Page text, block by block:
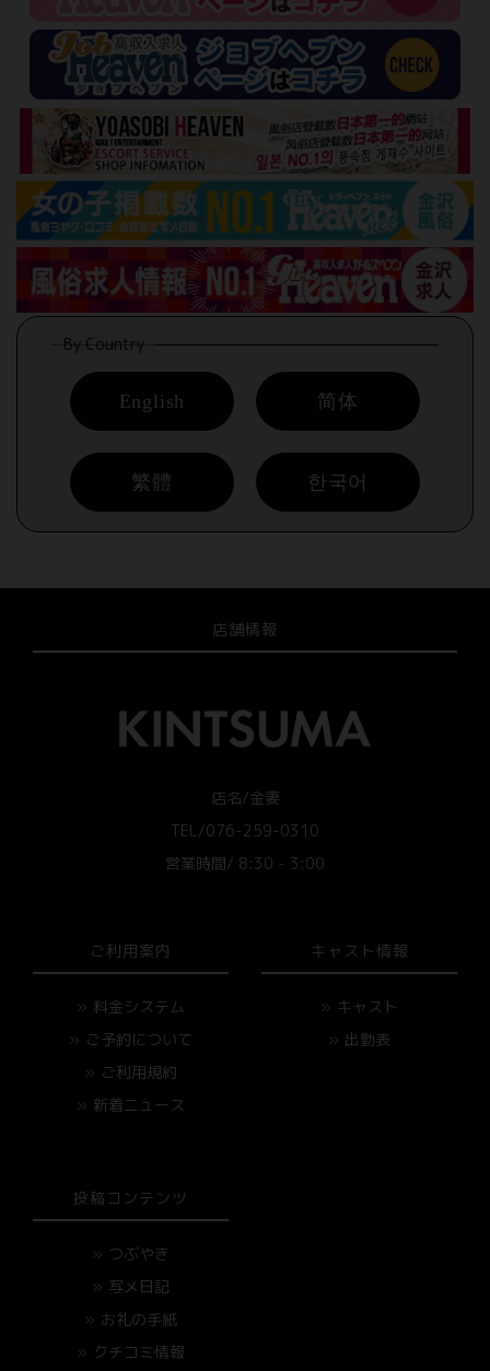
By Country
English 简体
繁體 한국어
店舗情報
店名/金妻
TEL/076-259-0310
営業時間/ 8:30 - 3:00
ご利用案内
料金システム
ご予約について
ご利用規約
新着ニュース
キャスト情報
キャスト
出勤表
投稿コンテンツ
つぶやき
写メ日記
お礼の手紙
クチコミ情報